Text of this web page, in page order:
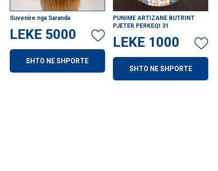
Suvenire nga Saranda
LEKE 5000
SHTO NE SHPORTE
PUNIME ARTIZANE BUTRINT
PJETER PERKEQI 31
LEKE 1000
SHTO NE SHPORTE